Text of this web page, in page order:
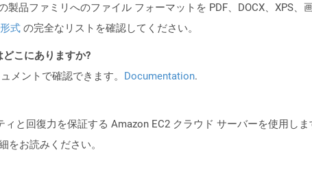
品ファミリへのファイル フォーマットを PDF、DOCX、XPS、
式 の完全なリストを確認してください。
こにありますか?
メントで確認できます。 Documentation.
と回復力を保証する Amazon EC2 クラウド サーバーを使用し
お読みください。